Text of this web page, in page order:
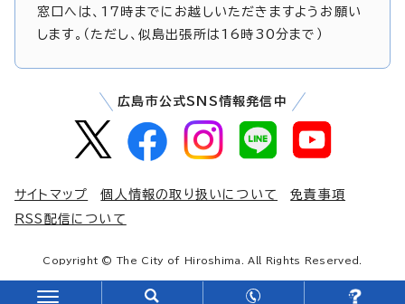
窓口へは、17時までにお越しいただきますようお願い
します。（ただし、似島出張所は16時30分まで）
広島市公式SNS情報発信中
サイトマップ 個人情報の取り扱いについて
免責事項
RSS配信について
Copyright © The City of Hiroshima. All Rights Reserved.